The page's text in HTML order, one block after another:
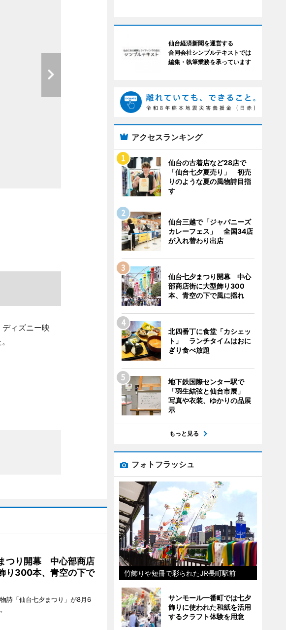
ィズニー映
つり開幕 中心部商店
り300本、青空の下で
詩「仙台七夕まつり」が8月6
仙台経済新聞を運営する
合同会社シンプルテキストでは
編集・執筆業務を承っています
アクセスランキング
仙台の古着店など28店で
「仙台七夕夏売り」 初売
りのような夏の風物詩目指
す
仙台三越で「ジャパニーズ
カレーフェス」 全国34店
が入れ替わり出店
仙台七夕まつり開幕 中心
部商店街に大型飾り300
本、青空の下で風に揺れ
北四番丁に食堂「カシェッ
ト」 ランチタイムはおに
ぎり食べ放題
地下鉄国際センター駅で
「羽生結弦と仙台市展」
写真や衣装、ゆかりの品展
示
もっと見る
フォトフラッシュ
竹飾りや短冊で彩られたJR長町駅前
サンモール一番町では七夕
飾りに使われた和紙を活用
するクラフト体験を用意